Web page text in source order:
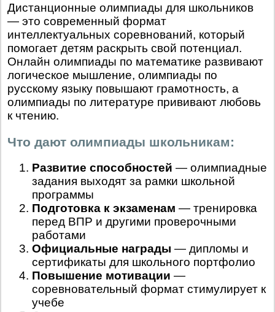
Дистанционные олимпиады для школьников
— это современный формат
интеллектуальных соревнований, который
помогает детям раскрыть свой потенциал.
Онлайн олимпиады по математике развивают
логическое мышление, олимпиады по
русскому языку повышают грамотность, а
олимпиады по литературе прививают любовь
к чтению.
Что дают олимпиады школьникам:
Развитие способностей — олимпиадные
задания выходят за рамки школьной
программы
Подготовка к экзаменам — тренировка
перед ВПР и другими проверочными
работами
Официальные награды — дипломы и
сертификаты для школьного портфолио
Повышение мотивации —
соревновательный формат стимулирует к
учебе